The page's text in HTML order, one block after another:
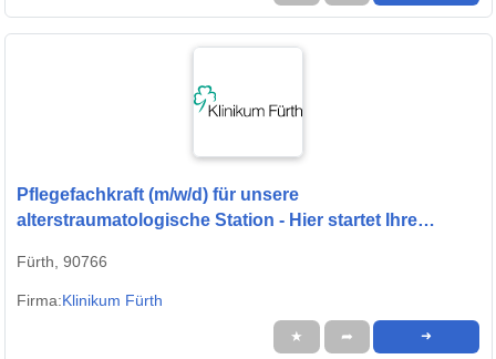
Pflegefachkraft (m/w/d) für unsere
alterstraumatologische Station - Hier startet Ihre
Fürth, 90766
Firma:Klinikum Fürth
★ ➦ ➜